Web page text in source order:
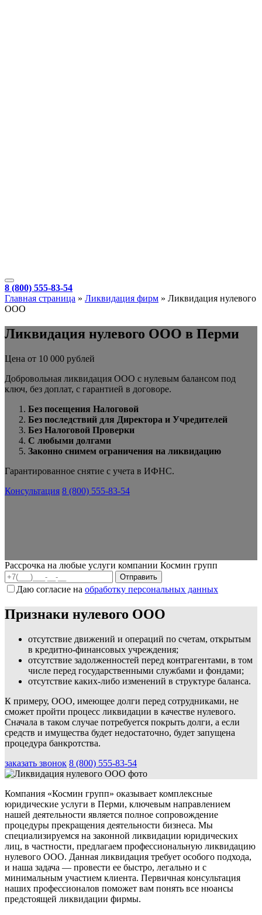
8 (800) 555-83-54
Главная страница » Ликвидация фирм » Ликвидация нулевого
ООО
Ликвидация нулевого ООО в Перми
Цена от 10 000 рублей
Добровольная ликвидация ООО с нулевым балансом под
ключ, без доплат, с гарантией в договоре.
Без посещения Налоговой
Без последствий для Директора и Учредителей
Без Налоговой Проверки
С любыми долгами
Законно снимем ограничения на ликвидацию
Гарантированное снятие с учета в ИФНС.
Консультация 8 (800) 555-83-54
Рассрочка на любые услуги компании Космин групп
Даю согласие на обработку персональных данных
Признаки нулевого ООО
отсутствие движений и операций по счетам, открытым
в кредитно-финансовых учреждения;
отсутствие задолженностей перед контрагентами, в том
числе перед государственными службами и фондами;
отсутствие каких-либо изменений в структуре баланса.
К примеру, ООО, имеющее долги перед сотрудниками, не
сможет пройти процесс ликвидации в качестве нулевого.
Сначала в таком случае потребуется покрыть долги, а если
средств и имущества будет недостаточно, будет запущена
процедура банкротства.
заказать звонок 8 (800) 555-83-54
Компания «Космин групп» оказывает комплексные
юридические услуги в Перми, ключевым направлением
нашей деятельности является полное сопровождение
процедуры прекращения деятельности бизнеса. Мы
специализируемся на законной ликвидации юридических
лиц, в частности, предлагаем профессиональную ликвидацию
нулевого ООО. Данная ликвидация требует особого подхода,
и наша задача — провести ее быстро, легально и с
минимальным участием клиента. Первичная консультация
наших профессионалов поможет вам понять все нюансы
предстоящей ликвидации фирмы.